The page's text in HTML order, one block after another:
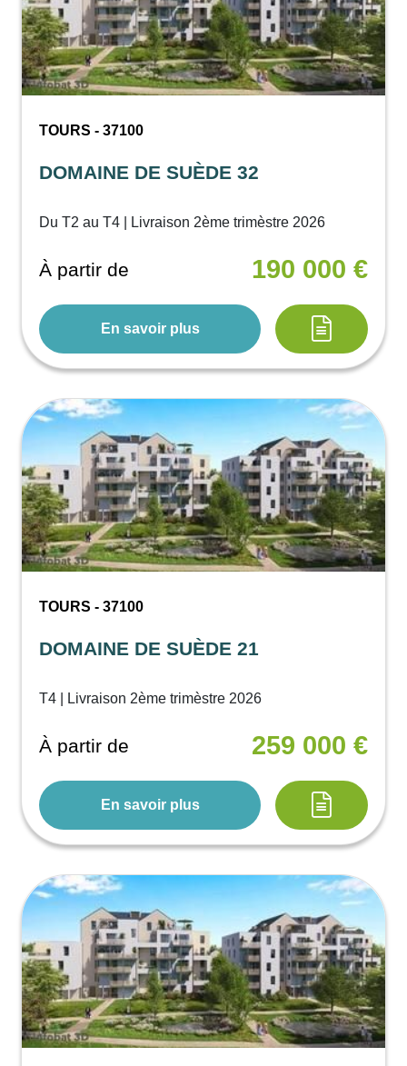
TOURS - 37100
DOMAINE DE SUÈDE 32
Du T2 au T4 | Livraison 2ème trimèstre 2026
À partir de 190 000 €
En savoir plus
TOURS - 37100
DOMAINE DE SUÈDE 21
T4 | Livraison 2ème trimèstre 2026
À partir de 259 000 €
En savoir plus